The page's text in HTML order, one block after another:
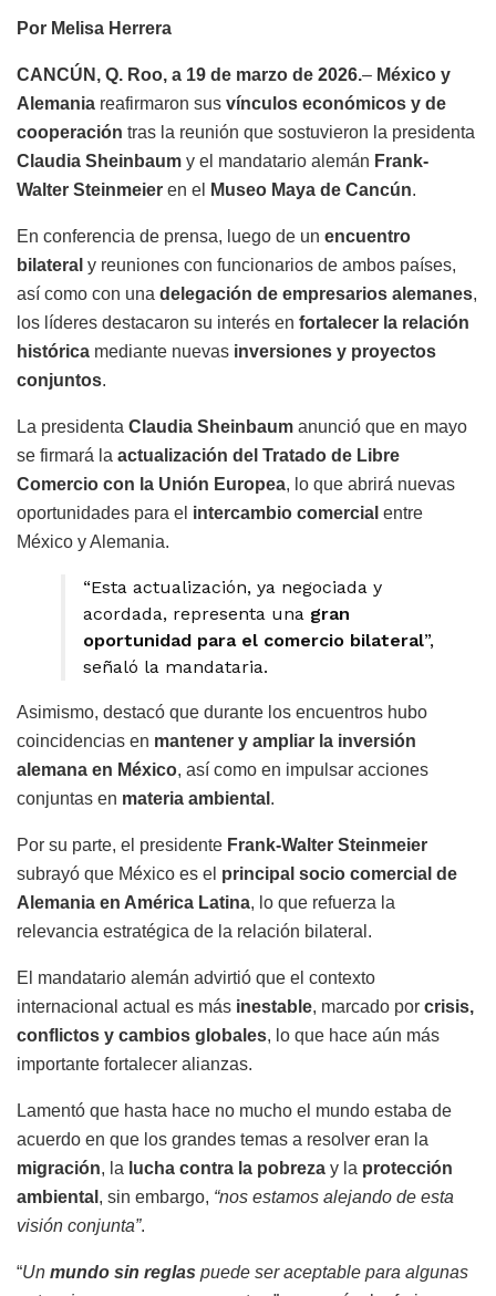
Por Melisa Herrera
CANCÚN, Q. Roo, a 19 de marzo de 2026.– México y
Alemania reafirmaron sus vínculos económicos y de
cooperación tras la reunión que sostuvieron la presidenta
Claudia Sheinbaum y el mandatario alemán Frank-
Walter Steinmeier en el Museo Maya de Cancún.
En conferencia de prensa, luego de un encuentro
bilateral y reuniones con funcionarios de ambos países,
así como con una delegación de empresarios alemanes,
los líderes destacaron su interés en fortalecer la relación
histórica mediante nuevas inversiones y proyectos
conjuntos.
La presidenta Claudia Sheinbaum anunció que en mayo
se firmará la actualización del Tratado de Libre
Comercio con la Unión Europea, lo que abrirá nuevas
oportunidades para el intercambio comercial entre
México y Alemania.
“Esta actualización, ya negociada y
acordada, representa una gran
oportunidad para el comercio bilateral”,
señaló la mandataria.
Asimismo, destacó que durante los encuentros hubo
coincidencias en mantener y ampliar la inversión
alemana en México, así como en impulsar acciones
conjuntas en materia ambiental .
Por su parte, el presidente Frank-Walter Steinmeier
subrayó que México es el principal socio comercial de
Alemania en América Latina, lo que refuerza la
relevancia estratégica de la relación bilateral.
El mandatario alemán advirtió que el contexto
internacional actual es más inestable, marcado por crisis,
conflictos y cambios globales, lo que hace aún más
importante fortalecer alianzas.
Lamentó que hasta hace no mucho el mundo estaba de
acuerdo en que los grandes temas a resolver eran la
migración, la lucha contra la pobreza y la protección
ambiental , sin embargo, “nos estamos alejando de esta
visión conjunta”.
“Un mundo sin reglas puede ser aceptable para algunas